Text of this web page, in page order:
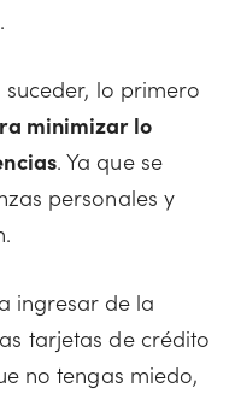
lo primero
minimizar lo
. Ya que se
personales y
ingresar de la
tarjetas de crédito
no tengas miedo,